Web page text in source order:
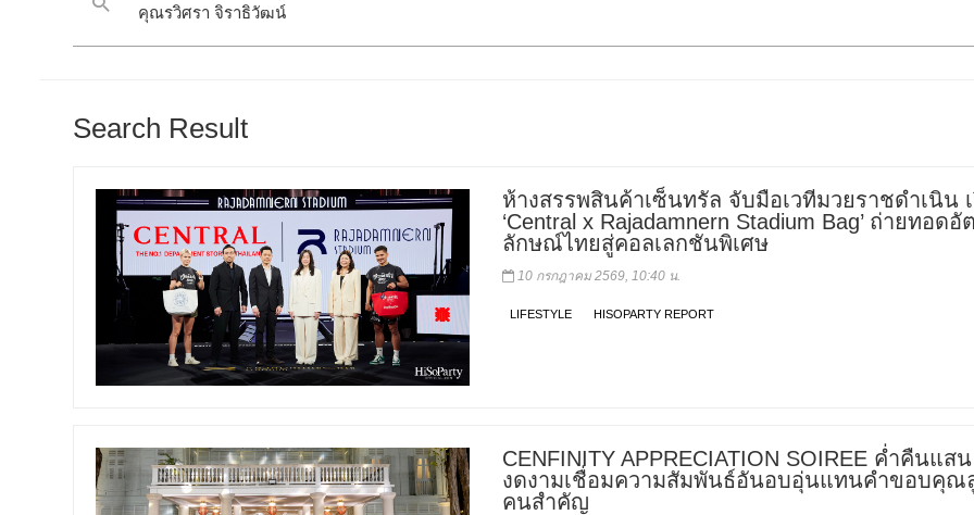
Search Result
ห้างสรรพสินค้าเซ็นทรัล จับมือเวทีมวยราชดำเนิน
‘Central x Rajadamnern Stadium Bag’ ถ่ายทอดอัต
ลักษณ์ไทยสู่คอลเลกชันพิเศษ
10 กรกฎาคม 2569, 10:40 น.
LIFESTYLE HISOPARTY REPORT
CENFINITY APPRECIATION SOIREE ค่ำคืนแสน
งดงามเชื่อมความสัมพันธ์อันอบอุ่นแทนคำขอบคุณ
คนสำคัญ